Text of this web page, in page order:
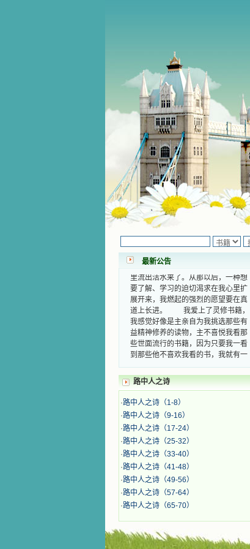
最新公告
小德兰爱心书屋最新公告 有一天，我
做了一个奇怪的梦，至今让我难忘。
梦中，我看到一本打开的用石头做的
书，我用舌头去舔它，觉得有一种甜
味，我就更用力去舔，最后从这本书
里流出活水来了。从那以后，一种想
要了解、学习的迫切渴求在我心里扩
展开来，我燃起的强烈的愿望要在真
道上长进。 我爱上了灵修书籍，
我感觉好像是主亲自为我挑选那些有
益精神修养的读物，主不喜悦我看那
些世面流行的书籍，因为只要我一看
到那些他不喜欢我看的书，我就有一
地防护着我，从那以后我从未读过一
本不良的书籍。 善良的书使人向
我的脑子里。读这些圣书时，我思潮
汹涌起伏，欣喜不能自已。书中谈到
这些圣人们如何在与主的交往中得到
灵命的更新，德行的馨香如何上达天
庭。啊，在这世上曾住过那么多热心
的圣人，为了传播福音，他们告别亲
踏上了异国他乡，到没有人知道真神
的世界里去。啊，若不是主的引领，
我可能到死还不认识他们呢！ 我
我面前展开时，我是多么的惊奇、兴
路中人之诗
·路中人之诗（1-8）
·路中人之诗（9-16）
·路中人之诗（17-24）
·路中人之诗（25-32）
·路中人之诗（33-40）
·路中人之诗（41-48）
·路中人之诗（49-56）
·路中人之诗（57-64）
·路中人之诗（65-70）